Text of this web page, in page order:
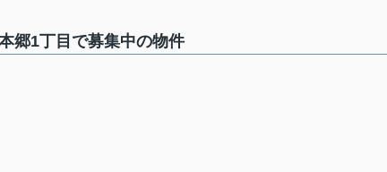
郷1丁目で募集中の物件